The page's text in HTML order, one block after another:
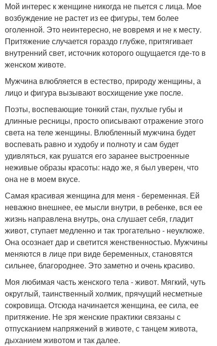
Мой интерес к женщине никогда не пьется с лица. Мое
возбуждение не растет из ее фигуры, тем более
оголенной. Это неинтересно, не вовремя и не к месту.
Притяжение случается гораздо глубже, притягивает
внутренний свет, источник которого ощущается где-то в
женском животе.
Мужчина влюбляется в естество, природу женщины, а
лицо и фигура вызывают восхищение уже после.
Поэты, воспевающие тонкий стан, пухлые губы и
длинные ресницы, просто описывают отражение этого
света на теле женщины. Влюбленный мужчина будет
воспевать равно и худобу и полноту и сам будет
удивляться, как рушатся его заранее выстроенные
неживые образы красоты: надо же, я был уверен, что
она не в моем вкусе.
Самая красивая женщина для меня - беременная. Ей
неважно внешнее, ее мысли внутри, в ребенке, вся ее
жизнь направлена внутрь, она слушает себя, гладит
живот, ступает медленно и так трогательно - неуклюже.
Она осознает дар и светится женственностью. Мужчины
меняются в лице при виде беременных, становятся
сильнее, благороднее. Это заметно и очень красиво.
Моя любимая часть женского тела - живот. Мягкий, чуть
округлый, таинственный холмик, прячущий несметные
сокровища. Отсюда начинается женщина, ее сила, ее
притяжение. Не зря женские практики связаны с
отпусканием напряжений в животе, с танцем живота,
дыханием животом и так далее.